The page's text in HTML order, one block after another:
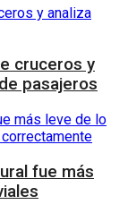
cruceros y
pasajeros
fue más